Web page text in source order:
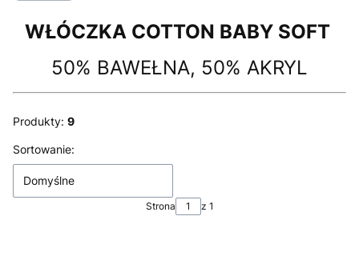
WŁÓCZKA COTTON BABY SOFT
50% BAWEŁNA, 50% AKRYL
Produkty: 9
Lista produktów
Sortowanie:
Domyślne
Strona z 1